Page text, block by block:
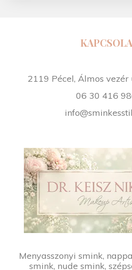
2119 Pécel, Álmos vezér
06 30 416
Menyasszonyi smink,
smink, nude smink,